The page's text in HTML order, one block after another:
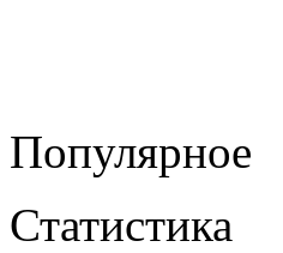
Популярное
Статистика